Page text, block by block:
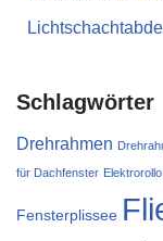
Schlagwörter
Drehrahmen
für Dachfenster
Fensterplissee